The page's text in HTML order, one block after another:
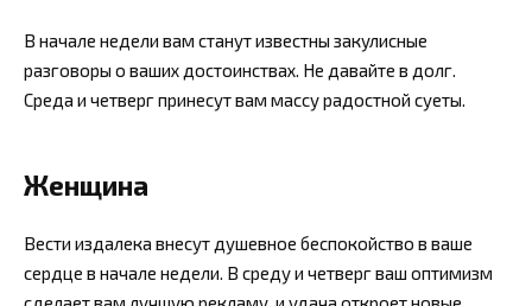
В начале недели вам станут известны закулисные
разговоры о ваших достоинствах. Не давайте в долг.
Среда и четверг принесут вам массу радостной суеты.
Женщина
Вести издалека внесут душевное беспокойство в ваше
сердце в начале недели. В среду и четверг ваш оптимизм